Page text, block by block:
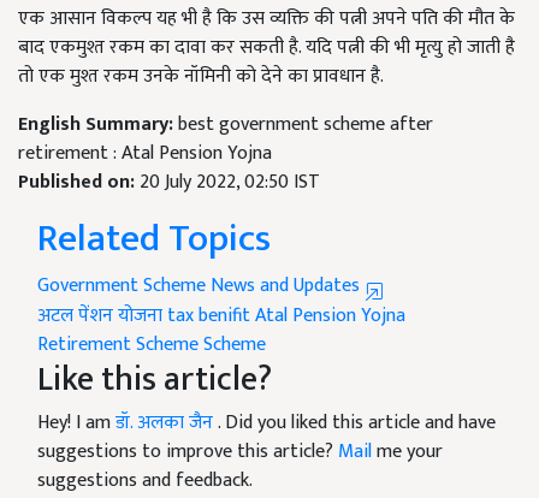
एक आसान विकल्प यह भी है कि उस व्यक्ति की पत्नी अपने पति की मौत के
बाद एकमुश्त रकम का दावा कर सकती है. यदि पत्नी की भी मृत्यु हो जाती है
तो एक मुश्त रकम उनके नॉमिनी को देने का प्रावधान है.
English Summary:best government scheme after
retirement : Atal Pension Yojna
Published on:20 July 2022, 02:50 IST
Related Topics
Government Scheme News and Updates
अटल पेंशन योजनाtax benifitAtal Pension Yojna
Retirement SchemeScheme
Like this article?
Hey! I amडॉ. अलका जैन. Did you liked this article and have
suggestions to improve this article? Mailme your
suggestions and feedback.